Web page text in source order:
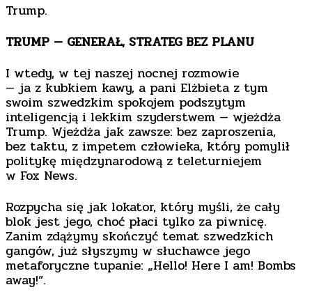
Trump.
TRUMP — GENERAŁ, STRATEG BEZ PLANU
I wtedy, w tej naszej nocnej rozmowie
— ja z kubkiem kawy, a pani Elżbieta z tym
swoim szwedzkim spokojem podszytym
inteligencją i lekkim szyderstwem — wjeżdża
Trump. Wjeżdża jak zawsze: bez zaproszenia,
bez taktu, z impetem człowieka, który pomylił
politykę międzynarodową z teleturniejem
w Fox News.
Rozpycha się jak lokator, który myśli, że cały
blok jest jego, choć płaci tylko za piwnicę.
Zanim zdążymy skończyć temat szwedzkich
gangów, już słyszymy w słuchawce jego
metaforyczne tupanie: „Hello! Here I am! Bombs
away!”.